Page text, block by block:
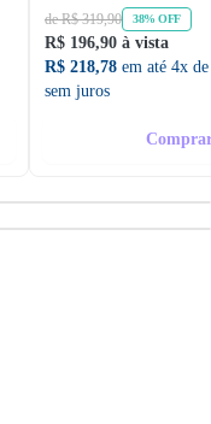
de R$ 319,90 38% OFF
R$ 196,90 à vista
R$ 218,78 em até 4x
sem juros